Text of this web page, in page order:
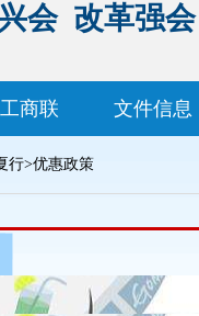
会 改革强会
商联 文件信息
行>优惠政策